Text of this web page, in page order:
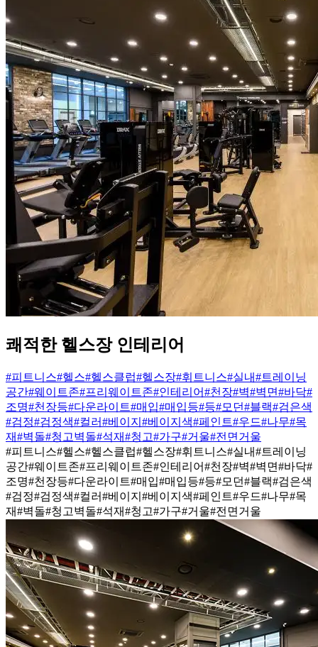
쾌적한 헬스장 인테리어
#피트니스#헬스#헬스클럽#헬스장#휘트니스#실내#트레이닝
공간#웨이트존#프리웨이트존#인테리어#천장#벽#벽면#바닥#
조명#천장등#다운라이트#매입#매입등#등#모던#블랙#검은색
#검정#검정색#컬러#베이지 #베이지색#페인트#우드#나무#목
재#벽돌#청고벽돌#석재#청고#가구#거울#전면거울
#피트니스#헬스#헬스클럽#헬스장#휘트니스#실내#트레이닝
공간#웨이트존#프리웨이트존#인테리어#천장#벽#벽면#바닥#
조명#천장등#다운라이트#매입#매입등#등#모던#블랙#검은색
#검정#검정색#컬러#베이지 #베이지색#페인트#우드#나무#목
재#벽돌#청고벽돌#석재#청고#가구#거울#전면거울